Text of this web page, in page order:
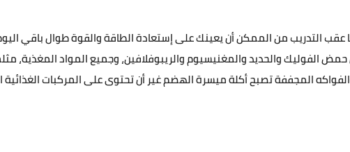
التدريب من الممكن أن يعينك على إستعادة الطاقة والقوة طوال باقي
الفوليك والحديد والمغنيسيوم والريبوفلافين، وجميع المواد المغذية،
المجففة تصبح أكلة ميسرة الهضم غير أن تحتوى على المركبات الغذائية